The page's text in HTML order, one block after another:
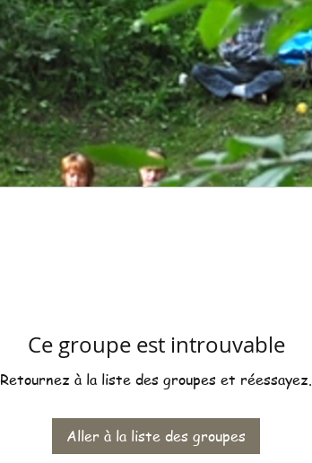
Ce groupe est introuvable
Retournez à la liste des groupes et réessayez.
Aller à la liste des groupes